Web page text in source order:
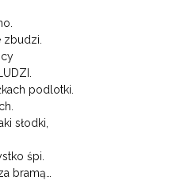
zbudzi.
podlotki.
słodki,
śpi.
bramą…